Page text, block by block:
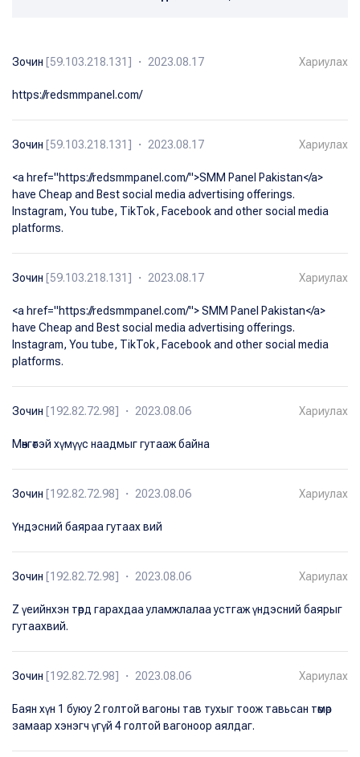
Зочин [59.103.218.131] ・ 2023.08.17 Хариулах
https://redsmmpanel.com/
Зочин [59.103.218.131] ・ 2023.08.17 Хариулах
<a href="https://redsmmpanel.com/">SMM Panel Pakistan</a>
have Cheap and Best social media advertising offerings.
Instagram, You tube, TikTok, Facebook and other social media
platforms.
Зочин [59.103.218.131] ・ 2023.08.17 Хариулах
<a href="https://redsmmpanel.com/"> SMM Panel Pakistan</a>
have Cheap and Best social media advertising offerings.
Instagram, You tube, TikTok, Facebook and other social media
platforms.
Зочин [192.82.72.98] ・ 2023.08.06 Хариулах
Мөнгөтэй хүмүүс наадмыг гутааж байна
Зочин [192.82.72.98] ・ 2023.08.06 Хариулах
Үндэсний баяраа гутаах вий
Зочин [192.82.72.98] ・ 2023.08.06 Хариулах
Z үеийнхэн төрд гарахдаа уламжлалаа устгаж үндэсний баярыг
гутаахвий.
Зочин [192.82.72.98] ・ 2023.08.06 Хариулах
Баян хүн 1 буюу 2 голтой вагоны тав тухыг тоож тавьсан төмөр
замаар хэнэгч үгүй 4 голтой вагоноор аялдаг.